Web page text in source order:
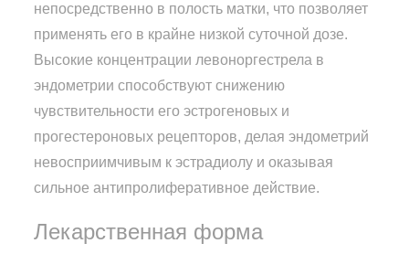
непосредственно в полость матки, что позволяет
применять его в крайне низкой суточной дозе.
Высокие концентрации левоноргестрела в
эндометрии способствуют снижению
чувствительности его эстрогеновых и
прогестероновых рецепторов, делая эндометрий
невосприимчивым к эстрадиолу и оказывая
сильное антипролиферативное действие.
Лекарственная форма